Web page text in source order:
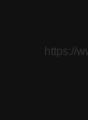
https://